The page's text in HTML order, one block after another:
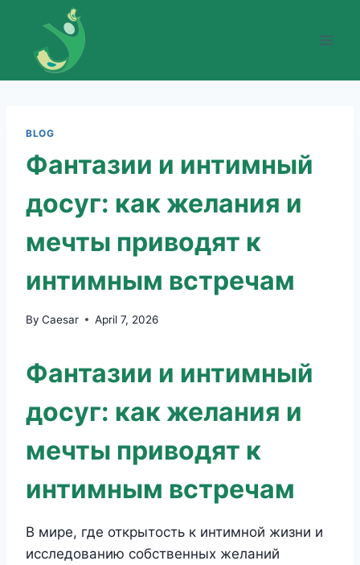
content
BLOG
Фантазии и интимный
досуг: как желания и
мечты приводят к
интимным встречам
By Caesar April 7, 2026
Фантазии и интимный
досуг: как желания и
мечты приводят к
интимным встречам
В мире, где открытость к интимной жизни и
исследованию собственных желаний